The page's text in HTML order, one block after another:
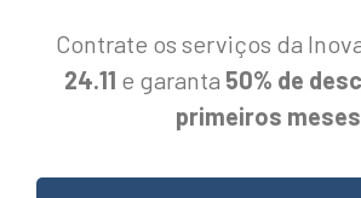
Contrate os serviços da
24.11 e garanta 50% de
primeiros